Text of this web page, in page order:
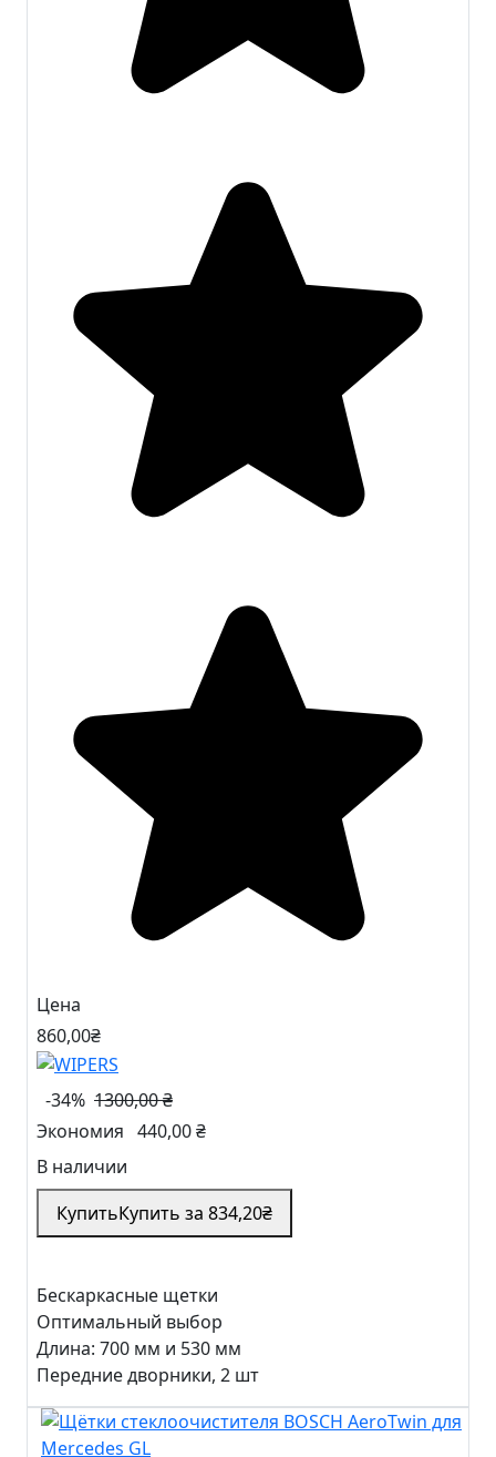
Цена
860,00₴
-34% 1300,00 ₴
Экономия 440,00 ₴
В наличии
КупитьКупить за 834,20₴
Бескаркасные щетки
Оптимальный выбор
Длина: 700 мм и 530 мм
Передние дворники, 2 шт